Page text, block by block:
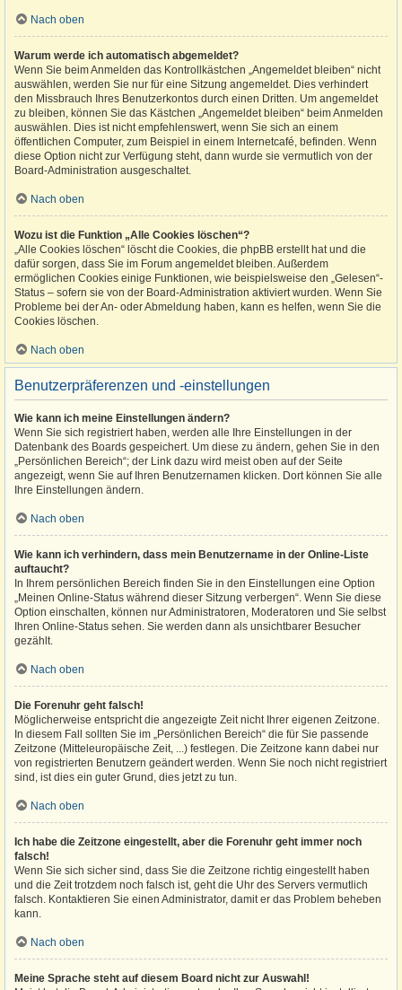
Nach oben
Warum werde ich automatisch abgemeldet?
Wenn Sie beim Anmelden das Kontrollkästchen „Angemeldet bleiben“ nicht
auswählen, werden Sie nur für eine Sitzung angemeldet. Dies verhindert
den Missbrauch Ihres Benutzerkontos durch einen Dritten. Um angemeldet
zu bleiben, können Sie das Kästchen „Angemeldet bleiben“ beim Anmelden
auswählen. Dies ist nicht empfehlenswert, wenn Sie sich an einem
öffentlichen Computer, zum Beispiel in einem Internetcafé, befinden. Wenn
diese Option nicht zur Verfügung steht, dann wurde sie vermutlich von der
Board-Administration ausgeschaltet.
Nach oben
Wozu ist die Funktion „Alle Cookies löschen“?
„Alle Cookies löschen“ löscht die Cookies, die phpBB erstellt hat und die
dafür sorgen, dass Sie im Forum angemeldet bleiben. Außerdem
ermöglichen Cookies einige Funktionen, wie beispielsweise den „Gelesen“-
Status – sofern sie von der Board-Administration aktiviert wurden. Wenn Sie
Probleme bei der An- oder Abmeldung haben, kann es helfen, wenn Sie die
Cookies löschen.
Nach oben
Benutzerpräferenzen und -einstellungen
Wie kann ich meine Einstellungen ändern?
Wenn Sie sich registriert haben, werden alle Ihre Einstellungen in der
Datenbank des Boards gespeichert. Um diese zu ändern, gehen Sie in den
„Persönlichen Bereich“; der Link dazu wird meist oben auf der Seite
angezeigt, wenn Sie auf Ihren Benutzernamen klicken. Dort können Sie alle
Ihre Einstellungen ändern.
Nach oben
Wie kann ich verhindern, dass mein Benutzername in der Online-Liste
auftaucht?
In Ihrem persönlichen Bereich finden Sie in den Einstellungen eine Option
„Meinen Online-Status während dieser Sitzung verbergen“. Wenn Sie diese
Option einschalten, können nur Administratoren, Moderatoren und Sie selbst
Ihren Online-Status sehen. Sie werden dann als unsichtbarer Besucher
gezählt.
Nach oben
Die Forenuhr geht falsch!
Möglicherweise entspricht die angezeigte Zeit nicht Ihrer eigenen Zeitzone.
In diesem Fall sollten Sie im „Persönlichen Bereich“ die für Sie passende
Zeitzone (Mitteleuropäische Zeit, ...) festlegen. Die Zeitzone kann dabei nur
von registrierten Benutzern geändert werden. Wenn Sie noch nicht registriert
sind, ist dies ein guter Grund, dies jetzt zu tun.
Nach oben
Ich habe die Zeitzone eingestellt, aber die Forenuhr geht immer noch
falsch!
Wenn Sie sich sicher sind, dass Sie die Zeitzone richtig eingestellt haben
und die Zeit trotzdem noch falsch ist, geht die Uhr des Servers vermutlich
falsch. Kontaktieren Sie einen Administrator, damit er das Problem beheben
kann.
Nach oben
Meine Sprache steht auf diesem Board nicht zur Auswahl!